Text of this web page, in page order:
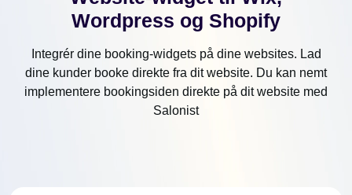
Wordpress og Shopify
Integrér dine booking-widgets på dine websites. Lad
dine kunder booke direkte fra dit website. Du kan nemt
implementere bookingsiden direkte på dit website med
Salonist